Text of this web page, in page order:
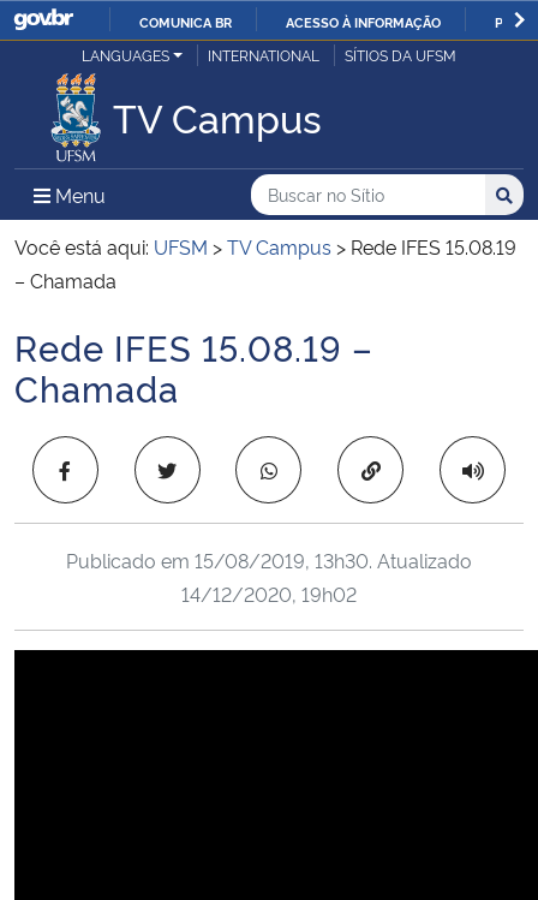
IR
O
COMUNICA BR ACESSO À INFORMAÇÃO
Ministério da Justiça e Segurança Pública
Ministério da Defesa
Ministério das Relações Exteriores
Ministério da Infraestrutura
Ministério da Educação
Ministério da Cidadania
LANGUAGES INTERNATIONAL SÍTIOS DA UFSM
TV Campus
Menu Menu Principal do Sítio
Busca
Buscar no no Sítio
Busca:
Você está aqui: UFSM >TV Campus > Rede IFES 15.08.19
– Chamada
Início do conteúdo
Rede IFES 15.08.19 –
Chamada
Copiar para área
Publicado em 15/08/2019, 13h30. Atualizado
14/12/2020, 19h02